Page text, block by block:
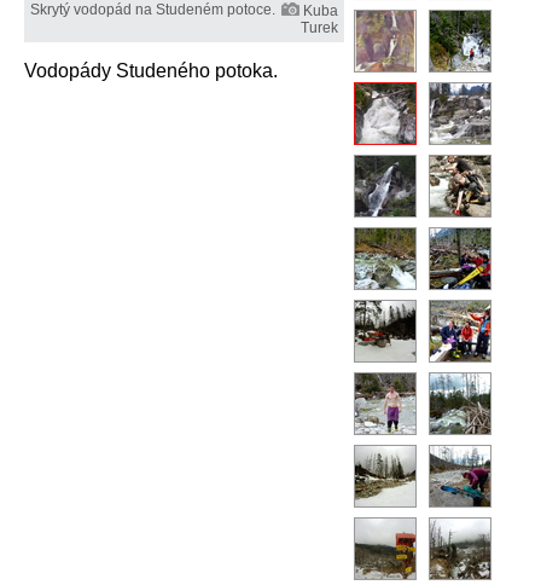
Skrytý vodopád na Studeném potoce.
Kuba
Turek
Vodopády Studeného potoka.